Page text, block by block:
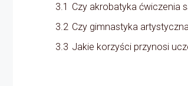
3.1 Czy akrobatyka ćwiczenia
3.2 Czy gimnastyka
3.3 Jakie korzyści przynosi